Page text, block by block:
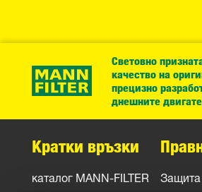
Световно
качество на
прецизно
днешните
Кратки връзки
каталог MANN-FILTER